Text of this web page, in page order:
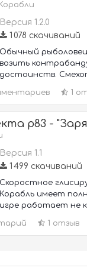
Корабли
Версия 1.2.0
1 078 скачиваний
Обычный
возить
достоинств.
1
р83 -
Версия 1.1
1 499 скачиваний
Скоростное
Корабль имеет
игре работает не
1 отзыв